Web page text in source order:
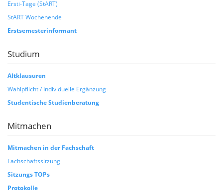
Ersti-Tage (StART)
StART Wochenende
Erstsemesterinformant
Studium
Altklausuren
Wahlpflicht / Individuelle Ergänzung
Studentische Studienberatung
Mitmachen
Mitmachen in der Fachschaft
Fachschaftssitzung
Sitzungs TOPs
Protokolle